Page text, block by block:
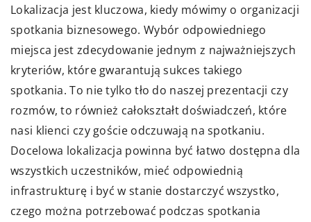
Lokalizacja jest kluczowa, kiedy mówimy o organizacji
spotkania biznesowego. Wybór odpowiedniego
miejsca jest zdecydowanie jednym z najważniejszych
kryteriów, które gwarantują sukces takiego
spotkania. To nie tylko tło do naszej prezentacji czy
rozmów, to również całokształt doświadczeń, które
nasi klienci czy goście odczuwają na spotkaniu.
Docelowa lokalizacja powinna być łatwo dostępna dla
wszystkich uczestników, mieć odpowiednią
infrastrukturę i być w stanie dostarczyć wszystko,
czego można potrzebować podczas spotkania